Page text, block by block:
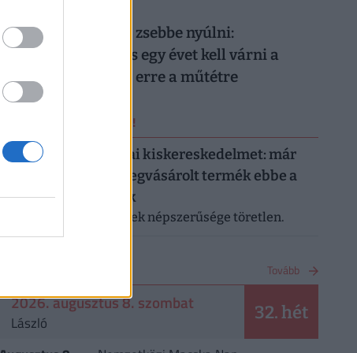
Nem elég mélyen a zsebbe nyúlni:
magánellátásban is egy évet kell várni a
magyar férfiaknak erre a műtétre
ERRŐL NE MARADJ LE!
Letarolták az európai kiskereskedelmet: már
minden második megvásárolt termék ebbe a
tartozik
A saját márkás termékek népszerűsége töretlen.
Tovább
2026. augusztus 8. szombat
László 32. hét